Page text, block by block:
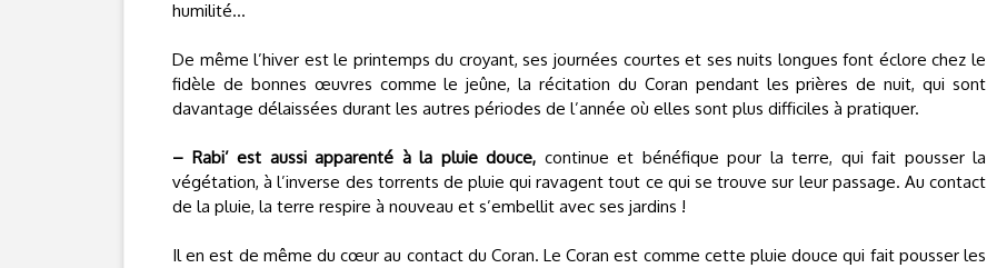
humilité…
De même l’hiver est le printemps du croyant, ses journées courtes et ses nuits longues font éclore chez le
fidèle de bonnes œuvres comme le jeûne, la récitation du Coran pendant les prières de nuit, qui sont
davantage délaissées durant les autres périodes de l’année où elles sont plus difficiles à pratiquer.
– Rabi’ est aussi apparenté à la pluie douce, continue et bénéfique pour la terre, qui fait pousser la
végétation, à l’inverse des torrents de pluie qui ravagent tout ce qui se trouve sur leur passage. Au contact
de la pluie, la terre respire à nouveau et s’embellit avec ses jardins !
Il en est de même du cœur au contact du Coran. Le Coran est comme cette pluie douce qui fait pousser les